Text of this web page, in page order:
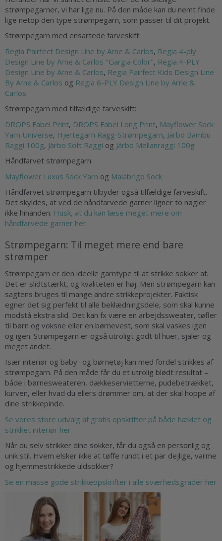
strømpegarner, vi har lige nu. På den måde kan du nemt finde
lige netop den type strømpegarn, som passer til dit projekt.
Strømpegarn med ensartede farveskift:
Regia Pairfect Design Line by Arne & Carlos, Regia 4-ply
Design Line by Arne & Carlos "Gargia Color", Regia 4-PLY
Design Line by Arne & Carlos, Regia Pairfect Kids Design Line
By Arne & Carlos og Regia 6-PLY Design Line by Arne &
Carlos
Strømpegarn med tilfældige farveskift:
DROPS Fabel Print, DROPS Fabel Long Print, Mayflower Sock
Yarn Universe, Hjertegarn Ragg-Strømpegarn, Järbo Bambu
Raggi 100g, Järbo Soft Raggi og Järbo Mellanraggi 100g
Håndfarvet strømpegarn:
Mayflower Luxus Sock Yarn og Malabrigo Sock
Håndfarvet strømpegarn tilbyder også tilfældige farveskift.
Det skyldes, at ved de håndfarvede garner ligner to nøgler
ikke hinanden. Husk, at du kan læse meget mere om
håndfarvede garner her.
Strømpegarn: Til meget mere end bare
strømper
Strømpegarn er den ideelle garntype til at strikke sokker af.
Det er slidtstærkt, og kvaliteten er høj. Men strømpegarn kan
sagtens bruges til mange andre strikkeprojekter. Faktisk
egner det sig perfekt til alle beklædningsdele, som skal kunne
modstå ekstra slid. Det kan fx være en arbejdssweater, tøfler
til børn og voksne eller en børnevest, som skal vaskes igen
og igen. Strømpegarn er også utroligt godt til huer, sjaler og
meget andet.
Især interiør og baby- og børnetøj kan med fordel strikkes af
strømpegarn. På den måde får du et utrolig blødt resultat –
både i børnesweateren, dækkeservietterne, pudebetrækket,
kurven, eller hvad du ellers drømmer om, at der skal hoppe af
dine strikkepinde.
Se vores store udvalg af gratis opskrifter på både hæklet og
strikket interiør her
Når du selv strikker dine sokker, får du også en personlig og
unik stil. Hvem elsker ikke at tøffe rundt i et par dejlige, varme
og hjemmestrikkede uldsokker?
Se en masse gode strikkeopskrifter i alle sværhedsgrader her